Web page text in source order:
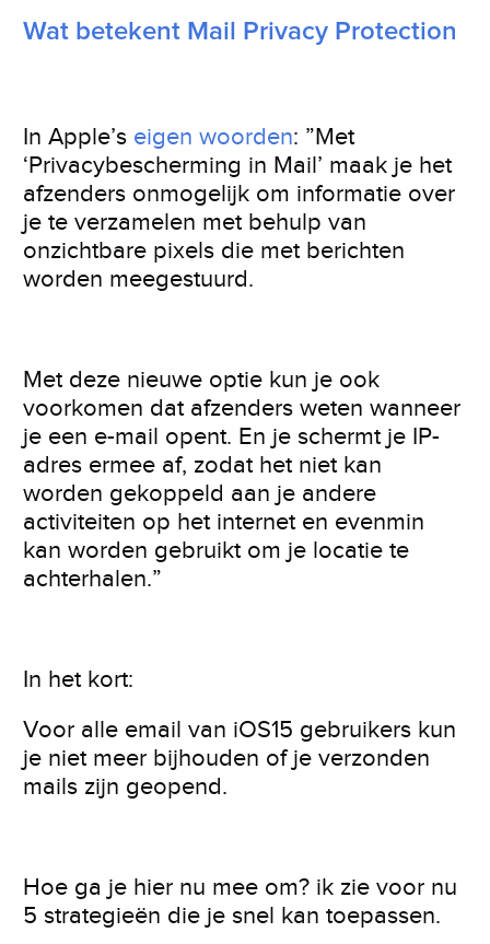
Wat betekent Mail Privacy Protection
In Apple’s eigen woorden: ”Met
‘Privacybescherming in Mail’ maak je het
afzenders onmogelijk om informatie over
je te verzamelen met behulp van
onzichtbare pixels die met berichten
worden meegestuurd.
Met deze nieuwe optie kun je ook
voorkomen dat afzenders weten wanneer
je een e-mail opent. En je schermt je IP-
adres ermee af, zodat het niet kan
worden gekoppeld aan je andere
activiteiten op het internet en evenmin
kan worden gebruikt om je locatie te
achterhalen.”
In het kort:
Voor alle email van iOS15 gebruikers kun
je niet meer bijhouden of je verzonden
mails zijn geopend.
Hoe ga je hier nu mee om? ik zie voor nu
5 strategieën die je snel kan toepassen.